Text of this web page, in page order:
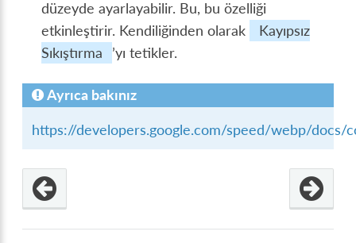
düzeyde ayarlayabilir. Bu, bu özelliği
etkinleştirir. Kendiliğinden olarak
Kayıpsız
Sıkıştırma
’yı tetikler.
Ayrıca bakınız
https://developers.google.com/speed/webp/docs/